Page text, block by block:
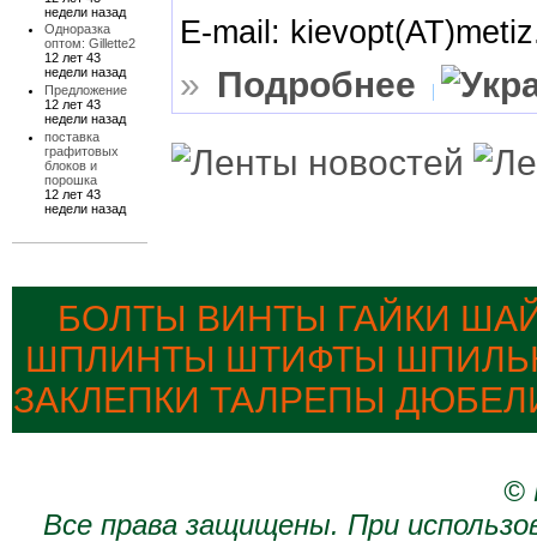
недели назад
Одноразка
оптом: Gillette2
12 лет 43
недели назад
Предложение
12 лет 43
недели назад
поставка
графитовых
блоков и
порошка
12 лет 43
недели назад
E-mail:
» Подробнее
БОЛТЫ ВИНТЫ ГАЙКИ
ШПЛИНТЫ ШТИФТЫ
ЗАКЛЕПКИ ТАЛРЕПЫ
©
Все права защищены. При